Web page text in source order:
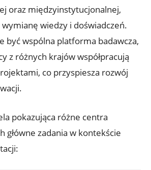
oraz międzyinstytucjonalnej,
wiedzy⁤ i doświadczeń.
być ⁢wspólna platforma badawcza,
z różnych krajów współpracują
co‌ przyspiesza rozwój
pokazująca ‍różne ‍centra
główne zadania⁢ w kontekście